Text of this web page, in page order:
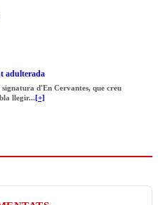
adulterada
d'En Cervantes, que creu
llegir...[+]